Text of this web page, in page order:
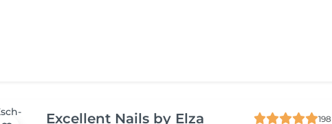
Excellent Nails by Elza 198